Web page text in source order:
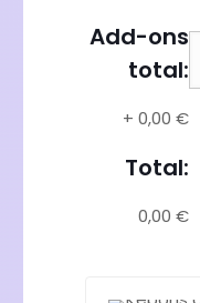
Add-ons
total:
+ 0,00 €
Total:
0,00 €